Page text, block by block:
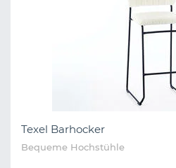
Texel Barhocker
Bequeme Hochstühle